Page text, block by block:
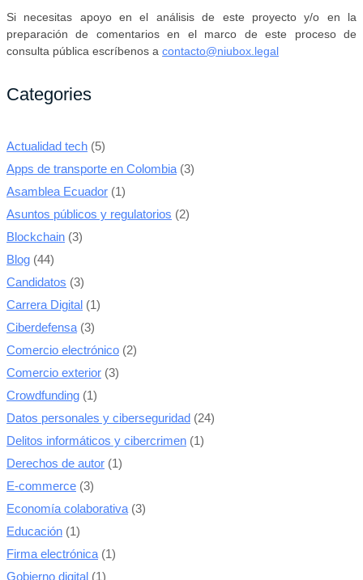
Si necesitas apoyo en el análisis de este proyecto y/o en la
preparación de comentarios en el marco de este proceso de
consulta pública escríbenos a contacto@niubox.legal
Categories
Actualidad tech (5)
Apps de transporte en Colombia (3)
Asamblea Ecuador (1)
Asuntos públicos y regulatorios (2)
Blockchain (3)
Blog (44)
Candidatos (3)
Carrera Digital (1)
Ciberdefensa (3)
Comercio electrónico (2)
Comercio exterior (3)
Crowdfunding (1)
Datos personales y ciberseguridad (24)
Delitos informáticos y cibercrimen (1)
Derechos de autor (1)
E-commerce (3)
Economía colaborativa (3)
Educación (1)
Firma electrónica (1)
Gobierno digital (1)